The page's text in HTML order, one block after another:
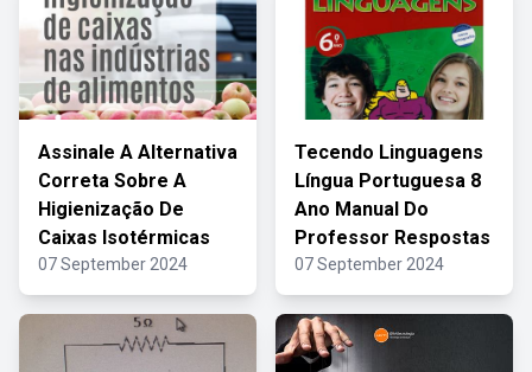
Assinale A Alternativa
Correta Sobre A
Higienização De
Caixas Isotérmicas
07 September 2024
Tecendo Linguagens
Língua Portuguesa 8
Ano Manual Do
Professor Respostas
07 September 2024